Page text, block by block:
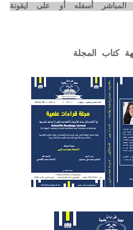
أسفله أو على ايقونة
كتاب المجلة